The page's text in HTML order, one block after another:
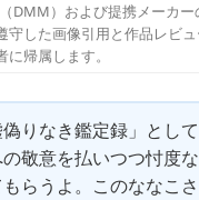
（DMM）および提携メーカ
守した画像引用と作品レビ
帰属します。
偽りなき鑑定録」とし
敬意を払いつつ忖度
らうよ。このななこ